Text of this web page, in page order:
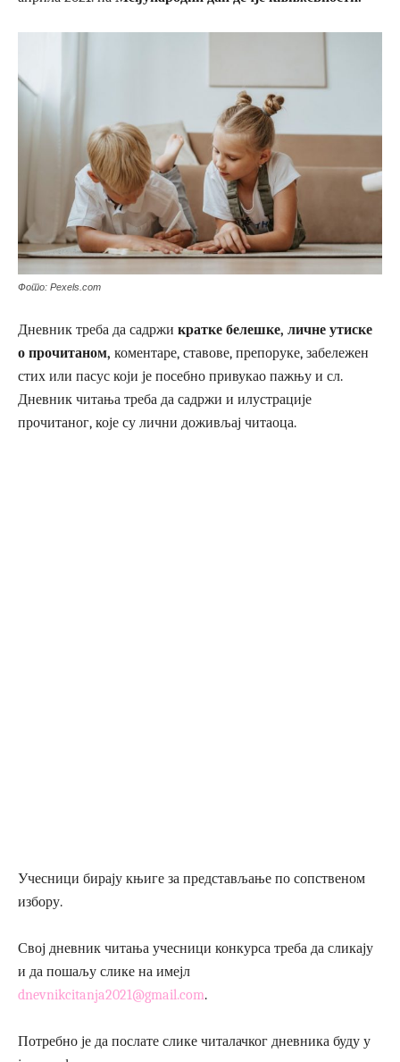
Фото: Pexels.com
Дневник треба да садржи кратке белешке, личне утиске
о прочитаном, коментаре, ставове, препоруке, забележен
стих или пасус који је посебно привукао пажњу и сл.
Дневник читања треба да садржи и илустрације
прочитаног, које су лични доживљај читаоца.
Учесници бирају књиге за представљање по сопственом
избору.
Свој дневник читања учесници конкурса треба да сликају
и да пошаљу слике на имејл
dnevnikcitanja2021@gmail.com.
Потребно је да послате слике читалачког дневника буду у